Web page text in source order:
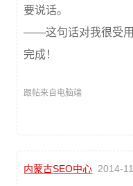
要说话。
——这句话对我很受用
完成！
跟帖来自电脑端
内蒙古SEO中心 2014-